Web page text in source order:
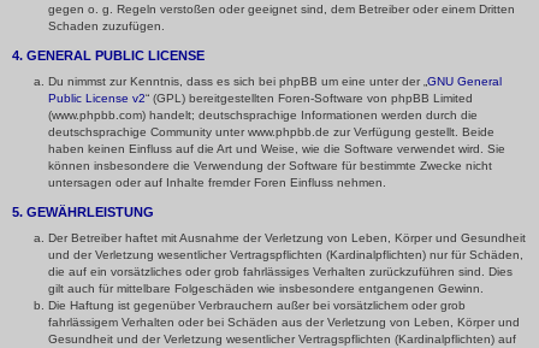
gegen o. g. Regeln verstoßen oder geeignet sind, dem Betreiber oder einem Dritten
Schaden zuzufügen.
4. GENERAL PUBLIC LICENSE
Du nimmst zur Kenntnis, dass es sich bei phpBB um eine unter der „ GNU General
Public License v2“ (GPL) bereitgestellten Foren-Software von phpBB Limited
(www.phpbb.com) handelt; deutschsprachige Informationen werden durch die
deutschsprachige Community unter www.phpbb.de zur Verfügung gestellt. Beide
haben keinen Einfluss auf die Art und Weise, wie die Software verwendet wird. Sie
können insbesondere die Verwendung der Software für bestimmte Zwecke nicht
untersagen oder auf Inhalte fremder Foren Einfluss nehmen.
5. GEWÄHRLEISTUNG
Der Betreiber haftet mit Ausnahme der Verletzung von Leben, Körper und Gesundheit
und der Verletzung wesentlicher Vertragspflichten (Kardinalpflichten) nur für Schäden,
die auf ein vorsätzliches oder grob fahrlässiges Verhalten zurückzuführen sind. Dies
gilt auch für mittelbare Folgeschäden wie insbesondere entgangenen Gewinn.
Die Haftung ist gegenüber Verbrauchern außer bei vorsätzlichem oder grob
fahrlässigem Verhalten oder bei Schäden aus der Verletzung von Leben, Körper und
Gesundheit und der Verletzung wesentlicher Vertragspflichten (Kardinalpflichten) auf